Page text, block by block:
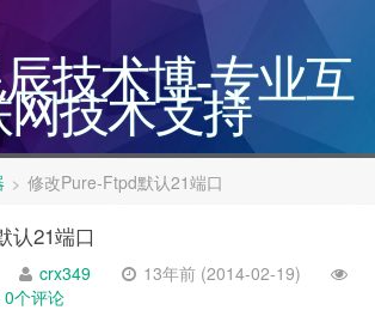
技术博-专业互
网技术支持
> 修改Pure-Ftpd默认21端口
认21端口
crx349
13年前 (2014-02-19)
0个评论